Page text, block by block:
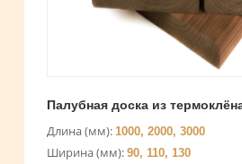
Палубная доска из
Длина (мм): 1000, 2000, 3000
Ширина (мм): 90, 110, 130